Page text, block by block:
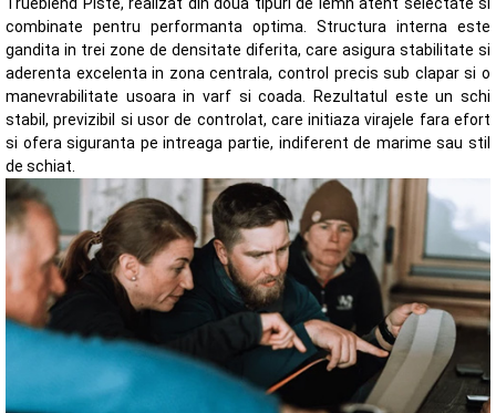
Trueblend Piste, realizat din doua tipuri de lemn atent selectate si
combinate pentru performanta optima. Structura interna este
gandita in trei zone de densitate diferita, care asigura stabilitate si
aderenta excelenta in zona centrala, control precis sub clapar si o
manevrabilitate usoara in varf si coada. Rezultatul este un schi
stabil, previzibil si usor de controlat, care initiaza virajele fara efort
si ofera siguranta pe intreaga partie, indiferent de marime sau stil
de schiat.